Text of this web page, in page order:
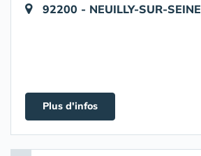
92200 - NEUILLY-SUR-SEINE
Plus d'infos